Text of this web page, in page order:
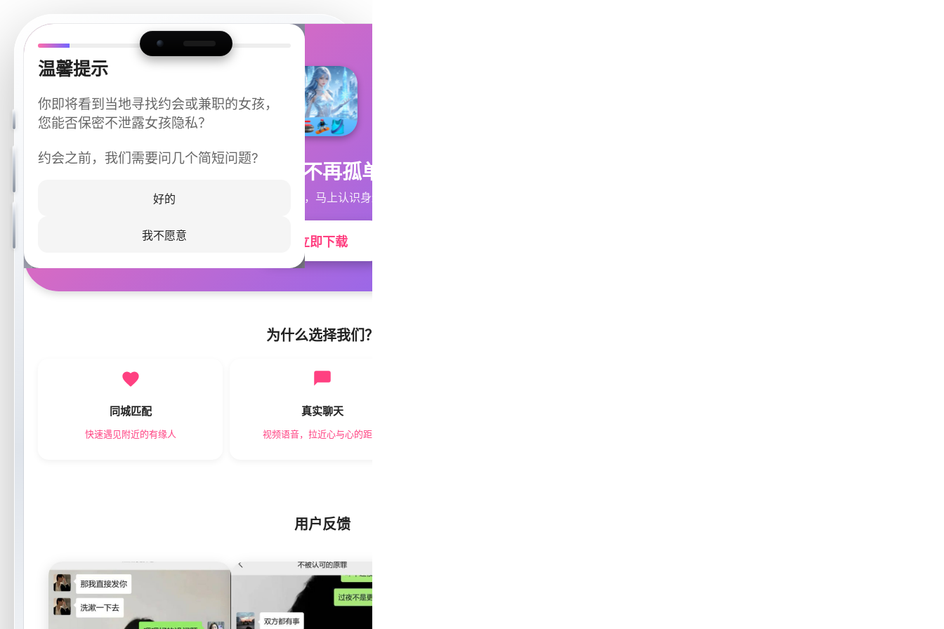
温馨提示
你即将看到当地寻找约会或兼职的女孩，
您能否保密不泄露女孩隐私？
约会之前，我们需要问几个简短问题?
好的
我不愿意
今晚不再孤单
同城快速匹配，马上认识身边的TA
立即下载
为什么选择我们？
同城匹配
快速遇见附近的有缘人
真实聊天
视频语音，拉近心与心的距离
用户反馈